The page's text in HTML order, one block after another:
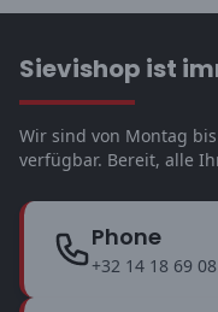
Sievishop ist
Wir sind von Montag
verfügbar. Bereit, alle
Phone
+32 14 18 69 08